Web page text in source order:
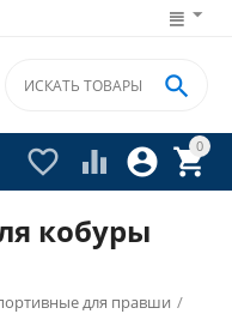
0


 

кобуры
для правши /